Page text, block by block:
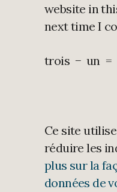
website in
next time I
trois − un =
Ce site
réduire les
plus sur la
données de